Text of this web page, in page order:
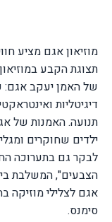
מוזיאון אגם מציע
תצוגת הקבע
של האמן יעקב אגם:
דיגיטליות
תנועה. האמנות של
ילדים שחוקרים
לבקר גם בתערוכה
הצבעים", המשלבת
אגם לצלילי מוזיקה
סימנס.